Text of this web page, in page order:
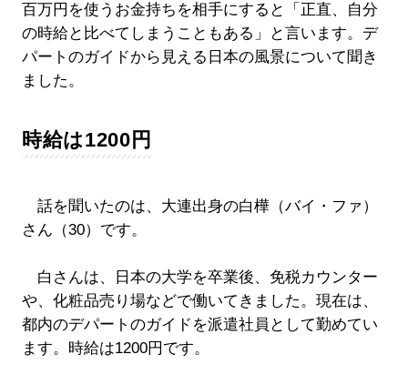
百万円を使うお金持ちを相手にすると「正直、自分
の時給と比べてしまうこともある」と言います。デ
パートのガイドから見える日本の風景について聞き
ました。
時給は1200円
話を聞いたのは、大連出身の白樺（バイ・ファ）
さん（30）です。
白さんは、日本の大学を卒業後、免税カウンター
や、化粧品売り場などで働いてきました。現在は、
都内のデパートのガイドを派遣社員として勤めてい
ます。時給は1200円です。